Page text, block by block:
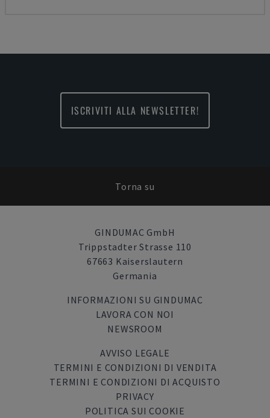
ISCRIVITI ALLA NEWSLETTER!
Torna su
GINDUMAC GmbH
Trippstadter Strasse 110
67663 Kaiserslautern
Germania
INFORMAZIONI SU GINDUMAC
LAVORA CON NOI
NEWSROOM
AVVISO LEGALE
TERMINI E CONDIZIONI DI VENDITA
TERMINI E CONDIZIONI DI ACQUISTO
PRIVACY
POLITICA SUI COOKIE